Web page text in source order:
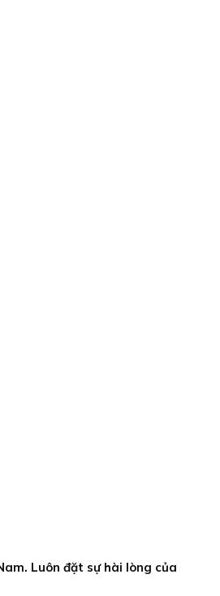
Luôn đặt sự hài lòng của